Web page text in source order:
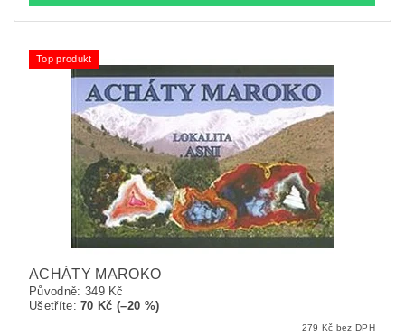
Top produkt
ACHÁTY MAROKO
Původně: 349 Kč
Ušetříte:70 Kč (–20 %)
279 Kč bez DPH